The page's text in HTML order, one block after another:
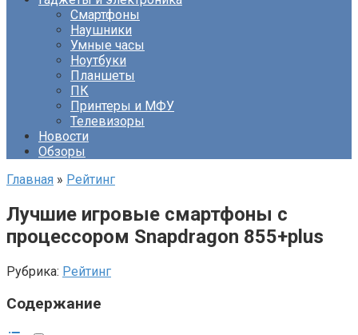
Смартфоны
Наушники
Умные часы
Ноутбуки
Планшеты
ПК
Принтеры и МФУ
Телевизоры
Новости
Обзоры
Главная » Рейтинг
Лучшие игровые смартфоны с
процессором Snapdragon 855+plus
Рубрика: Рейтинг
Содержание